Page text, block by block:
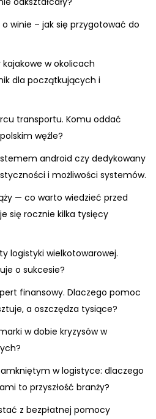
winie – jak się przygotować do
w okolicach
dla początkujących i
transportu. Komu oddać
węźle?
android czy dedykowany
i możliwości systemów.
— co warto wiedzieć przed
się rocznie kilka tysięcy
logistyki wielkotowarowej.
o sukcesie?
finansowy. Dlaczego pomoc
a oszczędza tysiące?
w dobie kryzysów w
w logistyce: dlaczego
to przyszłość branży?
z bezpłatnej pomocy